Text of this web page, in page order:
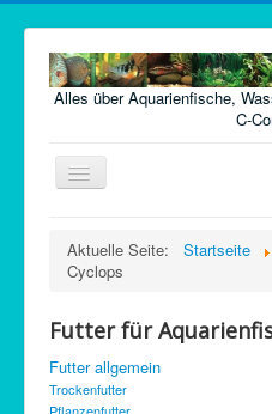
Alles über Aquarienfische,
C-
Navigation
Fische
Technik
Aktuelle Seite: Startseite
Cyclops
Futter für
Futter allgemein
Trockenfutter